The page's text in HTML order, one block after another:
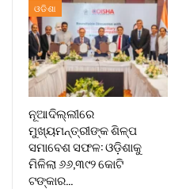
ଓଡିଶା
ନୂଆଦିଲ୍ଲୀରେ
ମୁଖ୍ୟମନ୍ତ୍ରୀଙ୍କ ଶିଳ୍ପ
ସମାବେଶ ସଫଳ: ଓଡ଼ିଶାକୁ
ମିଳିଲା ୬୬,୩୯୨ କୋଟି
ଟଙ୍କାର…